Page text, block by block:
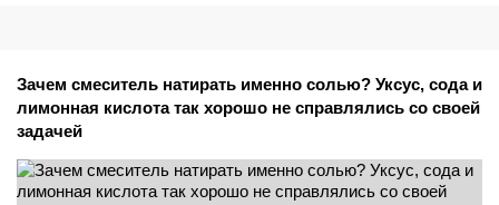
Зачем смеситель натирать именно солью? Уксус, сода и
лимонная кислота так хорошо не справлялись со своей
задачей